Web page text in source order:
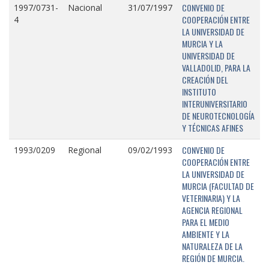
1997/0731-
4
Nacional 31/07/1997
CONVENIO DE
COOPERACIÓN ENTRE
LA UNIVERSIDAD DE
MURCIA Y LA
UNIVERSIDAD DE
VALLADOLID, PARA LA
CREACIÓN DEL
INSTITUTO
INTERUNIVERSITARIO
DE NEUROTECNOLOGÍA
Y TÉCNICAS AFINES
1993/0209 Regional 09/02/1993
CONVENIO DE
COOPERACIÓN ENTRE
LA UNIVERSIDAD DE
MURCIA (FACULTAD DE
VETERINARIA) Y LA
AGENCIA REGIONAL
PARA EL MEDIO
AMBIENTE Y LA
NATURALEZA DE LA
REGIÓN DE MURCIA.